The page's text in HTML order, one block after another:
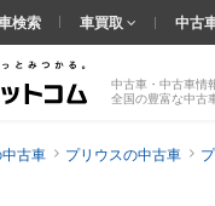
中古車・中古車情
全国の豊富な中古
検索 車買取 中古
中古車 プリウスの中古車